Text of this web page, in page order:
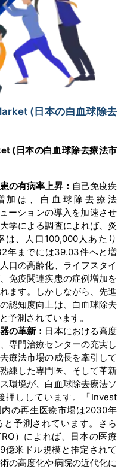
(日本の白血球除去
(日本の白血球除去療法市
の有病率上昇： 自己免疫疾
加は、白血球除去療法
ーションの導入を加速させ
学による調査によれば、炎
、人口100,000人あたり
年までには39.03件へと増
口の高齢化、ライフスタイ
免疫関連疾患の症例増加を
ます。しかしながら、先進
認知度向上は、白血球除去
予測されています。
の革新： 日本における高度
専門治療センターの充実し
療法市場の成長を牽引して
練した専門医、そして革新
環境が、白血球除去療法ソ
押ししています。「Invest
の再生医療市場は2030年
予測されています。さら
）によれば、日本の医療
米ドル規模と推定されて
の高度化や病院の近代化に